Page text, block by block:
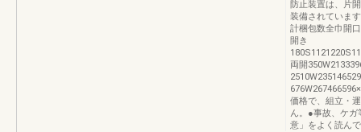
防止装置は、片
装備されていま
計梱包数全巾開
開き
両開
価格で、組立・
ん。●事故、ケガ
意」をよく読ん